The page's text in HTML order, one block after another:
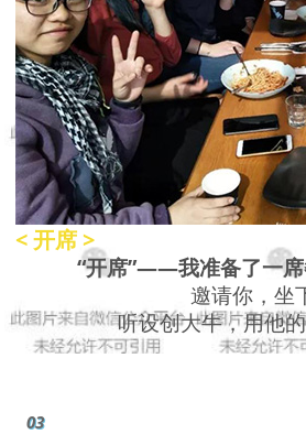
< 开席 >
“开席”——我准备了一
邀请你，坐
听设创大牛，用他
03